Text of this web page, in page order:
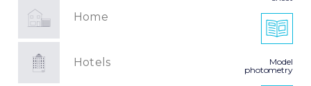
Home
Hotels
Model
photometry